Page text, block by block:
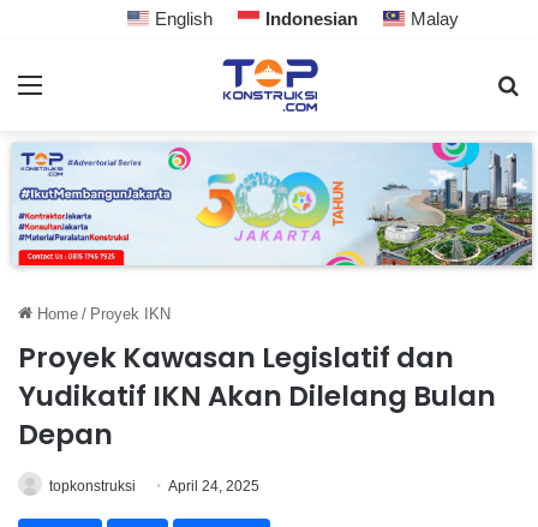
English Indonesian Malay
Home / Proyek IKN
Proyek Kawasan Legislatif dan
Yudikatif IKN Akan Dilelang Bulan
Depan
topkonstruksi April 24, 2025